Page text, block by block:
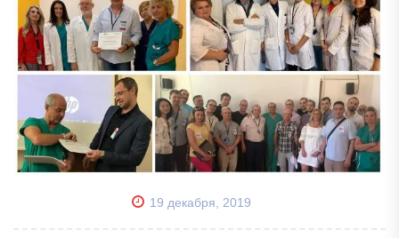
19 декабря, 2019